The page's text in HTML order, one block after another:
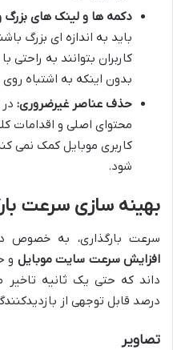
دکمه ها و لینک های
کاربران بتوانند به
بدون اینکه به اشتباه
حذف عناصر غیرضروری:
محتوای اصلی و اقدامات
کاربری موبایل کمک نمی
شود.
بهینه سازی سرعت
سرعت بارگذاری، به خصوص
افزایش سرعت سایت موبایل و
داند که حتی یک ثانیه
درصد قابل توجهی از
تصاویر